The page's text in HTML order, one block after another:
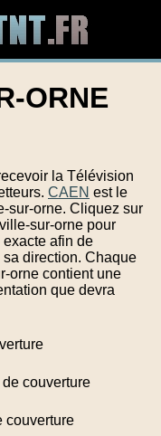
ORNE
la Télévision
CAEN est le
sur-orne. Cliquez sur
sur-orne pour
afin de
direction. Chaque
orne contient une
que devra
de couverture
couverture